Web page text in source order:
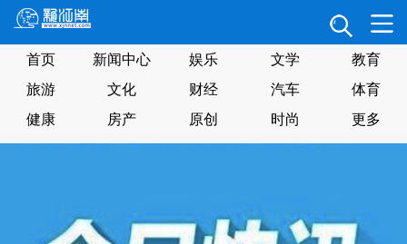
首页 新闻中心 娱乐 文学
教育
旅游
文化 财经 汽车
体育
健康
房产 原创 时尚 更多